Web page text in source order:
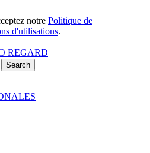
notre Politique de
d'utilisations.